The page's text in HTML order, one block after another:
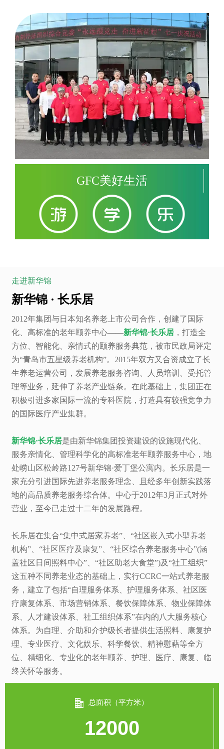
GFC美好生活
走进新华锦
新华锦 · 长乐居
2012年集团与日本知名养老上市公司合作，创建了国际
化、高标准的老年颐养中心——新华锦·长乐居，打造全
方位、智能化、亲情式的颐养服务典范，被市民政局评定
为“青岛市五星级养老机构”。2015年双方又合资成立了长
生养老运营公司，发展养老服务咨询、人员培训、受托管
理等业务，延伸了养老产业链条。在此基础上，集团正在
积极引进多家国际一流的专科医院，打造具有较强竞争力
的国际医疗产业集群。
新华锦·长乐居是由新华锦集团投资建设的设施现代化、
服务亲情化、管理科学化的高标准老年颐养服务中心，地
处崂山区松岭路127号新华锦·爱丁堡公寓内。长乐居是一
家充分引进国际先进养老服务理念、且经多年创新实践落
地的高品质养老服务综合体。中心于2012年3月正式对外
营业，至今已走过十二年的发展路程。
长乐居在集合“集中式居家养老”、“社区嵌入式小型养老
机构”、“社区医疗及康复”、“社区综合养老服务中心”(涵
盖社区日间照料中心”、“社区助老大食堂”)及“社工组织”
这五种不同养老业态的基础上，实行CCRC一站式养老服
务，建立了包括“自理服务体系、护理服务体系、社区医
疗康复体系、市场营销体系、餐饮保障体系、物业保障体
系、人才建设体系、社工组织体系”在内的八大服务核心
体系。为自理、介助和介护级长者提供生活照料、康复护
理、专业医疗、文化娱乐、科学餐饮、精神慰藉等全方
位、精细化、专业化的老年颐养、护理、医疗、康复、临
终关怀等服务。
 总面积（平方米）
12000